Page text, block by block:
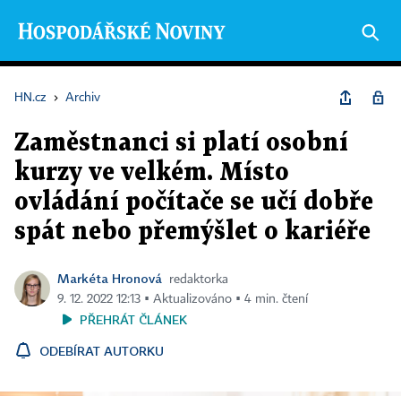
HN.cz › Archiv
Zaměstnanci si platí osobní
kurzy ve velkém. Místo
ovládání počítače se učí dobře
spát nebo přemýšlet o kariéře
Markéta Hronová
redaktorka
9. 12. 2022 12:13 ▪ Aktualizováno ▪ 4 min. čtení
PŘEHRÁT ČLÁNEK
ODEBÍRAT AUTORKU